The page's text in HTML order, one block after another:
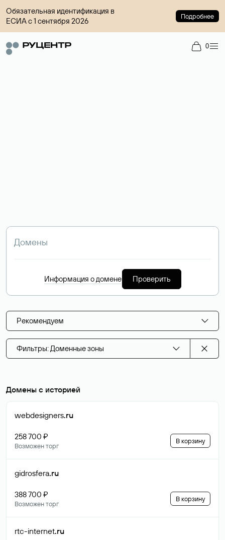
Обязательная идентификация в
ЕСИА с 1 сентября 2026
Подробнее
0
Информация о домене Проверить
Рекомендуем
Фильтры: Доменные зоны
Домены с историей
webdesigners.ru
258 700 ₽
Возможен торг
В корзину
gidrosfera.ru
388 700 ₽
Возможен торг
В корзину
rtc-internet.ru